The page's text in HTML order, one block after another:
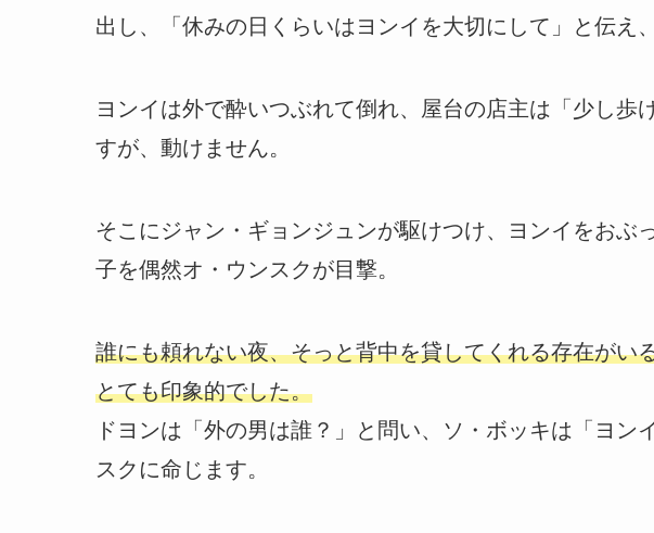
出し、「休みの日くらいはヨンイを大切にして」と伝え
ヨンイは外で酔いつぶれて倒れ、屋台の店主は「少し歩
すが、動けません。
そこにジャン・ギョンジュンが駆けつけ、ヨンイをおぶ
子を偶然オ・ウンスクが目撃。
誰にも頼れない夜、そっと背中を貸してくれる存在が
とても印象的でした。
ドヨンは「外の男は誰？」と問い、ソ・ボッキは「ヨン
スクに命じます。